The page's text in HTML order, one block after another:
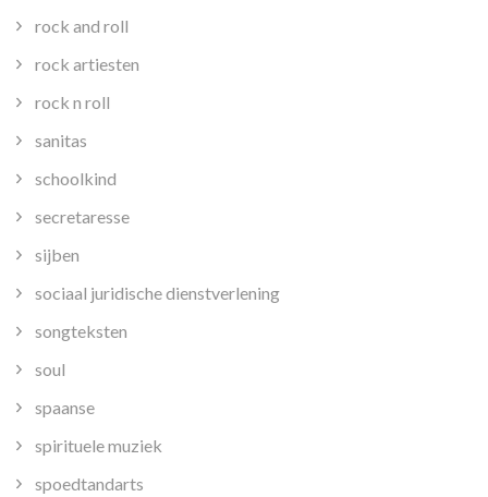
rock and roll
rock artiesten
rock n roll
sanitas
schoolkind
secretaresse
sijben
sociaal juridische dienstverlening
songteksten
soul
spaanse
spirituele muziek
spoedtandarts